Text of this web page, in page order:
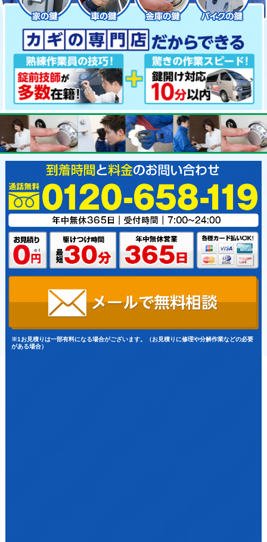
※1お見積りは一部有料になる場合がございます。（お見積りに修理や分解作業などの必要
がある場合）